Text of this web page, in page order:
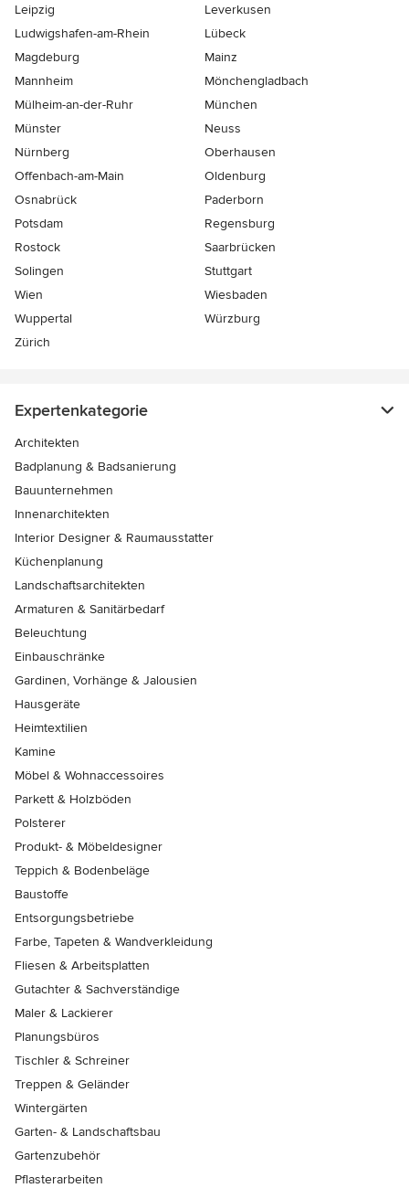
Leipzig
Leverkusen
Ludwigshafen-am-Rhein
Lübeck
Magdeburg
Mainz
Mannheim
Mönchen­gladbach
Mülheim-an-der-Ruhr
München
Münster
Neuss
Nürnberg
Oberhausen
Offenbach-am-Main
Oldenburg
Osnabrück
Paderborn
Potsdam
Regensburg
Rostock
Saarbrücken
Solingen
Stuttgart
Wien
Wiesbaden
Wuppertal
Würzburg
Zürich
Expertenkategorie
Architekten
Badplanung & Badsanierung
Bauunternehmen
Innenarchitekten
Interior Designer & Raumausstatter
Küchenplanung
Landschaftsarchitekten
Armaturen & Sanitärbedarf
Beleuchtung
Einbauschränke
Gardinen, Vorhänge & Jalousien
Hausgeräte
Heimtextilien
Kamine
Möbel & Wohnaccessoires
Parkett & Holzböden
Polsterer
Produkt- & Möbeldesigner
Teppich & Bodenbeläge
Baustoffe
Entsorgungsbetriebe
Farbe, Tapeten & Wandverkleidung
Fliesen & Arbeitsplatten
Gutachter & Sachverständige
Maler & Lackierer
Planungsbüros
Tischler & Schreiner
Treppen & Geländer
Wintergärten
Garten- & Landschaftsbau
Gartenzubehör
Pflasterarbeiten